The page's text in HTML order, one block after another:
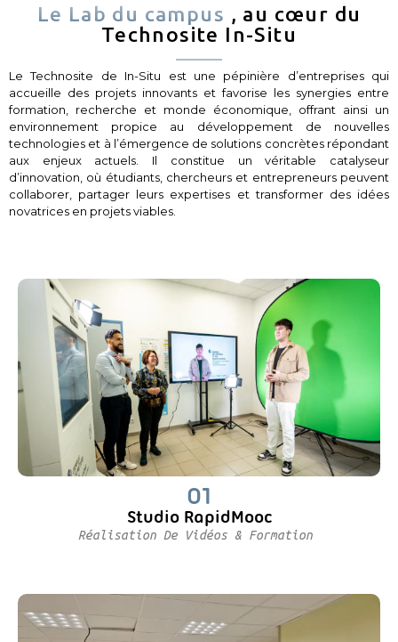
Le Lab du campus , au cœur du
Technosite In-Situ
Le Technosite de In-Situ est une pépinière d’entreprises qui
accueille des projets innovants et favorise les synergies entre
formation, recherche et monde économique, offrant ainsi un
environnement propice au développement de nouvelles
technologies et à l’émergence de solutions concrètes répondant
aux enjeux actuels. Il constitue un véritable catalyseur
d’innovation, où étudiants, chercheurs et entrepreneurs peuvent
collaborer, partager leurs expertises et transformer des idées
novatrices en projets viables.
01
Studio RapidMooc
Réalisation De Vidéos & Formation